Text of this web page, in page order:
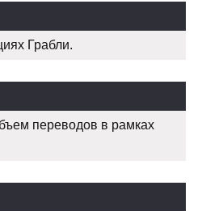
Грабли.
переводов в рамках